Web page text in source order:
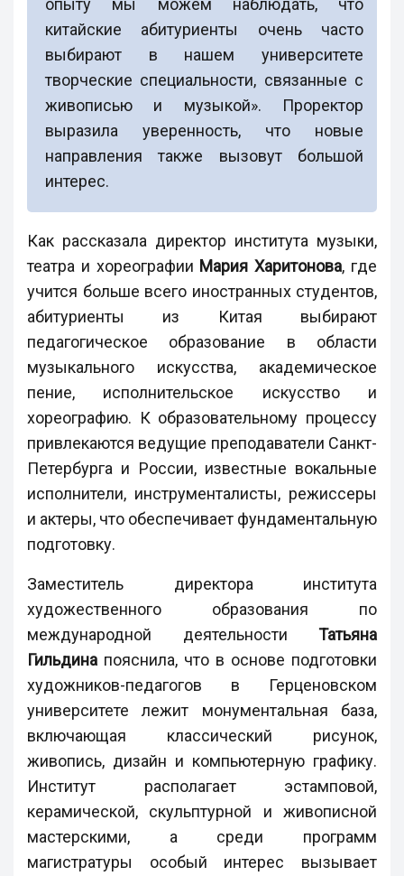
китайские абитуриенты очень часто
выбирают в нашем университете
творческие специальности, связанные с
живописью и музыкой». Проректор
выразила уверенность, что новые
направления также вызовут большой
интерес.
Как рассказала директор института музыки,
театра и хореографии Мария Харитонова, где
учится больше всего иностранных студентов,
абитуриенты из Китая выбирают
педагогическое образование в области
музыкального искусства, академическое
пение, исполнительское искусство и
хореографию. К образовательному процессу
привлекаются ведущие преподаватели Санкт-
Петербурга и России, известные вокальные
исполнители, инструменталисты, режиссеры
и актеры, что обеспечивает фундаментальную
подготовку.
Заместитель директора института
художественного образования по
международной деятельности Татьяна
Гильдина пояснила, что в основе подготовки
художников-педагогов в Герценовском
университете лежит монументальная база,
включающая классический рисунок,
живопись, дизайн и компьютерную графику.
Институт располагает эстамповой,
керамической, скульптурной и живописной
мастерскими, а среди программ
магистратуры особый интерес вызывает